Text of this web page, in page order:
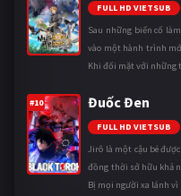
FULL HD VIETSUB
Sau những biến cố
vào một hành trình
Khi đối mặt với những
#10 Đuốc Đen
FULL HD VIETSUB
Jirô là một cậu bé
đồng thời sở hữu khả
Bị mọi người xa lánh vì